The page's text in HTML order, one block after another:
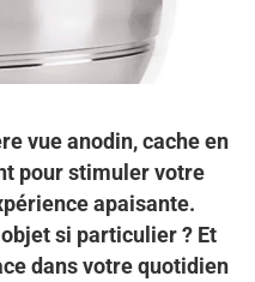
vue anodin, cache en
pour stimuler votre
apaisante.
si particulier ? Et
dans votre quotidien